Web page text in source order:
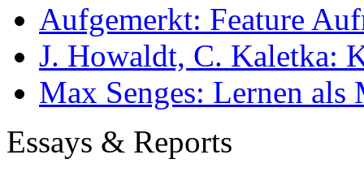
Aufgemerkt: Feature
J. Howaldt, C. Kaletka:
Max Senges: Lernen als
Essays & Reports